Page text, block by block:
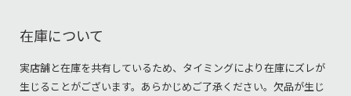
在庫について
実店舗と在庫を共有しているため、タイミングにより在庫にズレが
生じることがございます。あらかじめご了承ください。欠品が生じ